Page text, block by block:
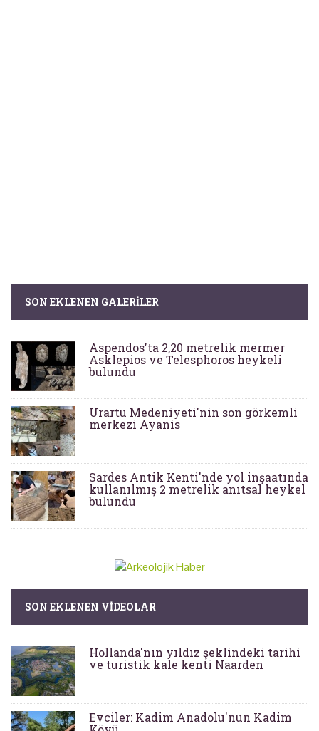
SON EKLENEN GALERILER
Aspendos'ta 2,20 metrelik mermer
Asklepios ve Telesphoros heykeli
bulundu
Urartu Medeniyeti'nin son görkemli
merkezi Ayanis
Sardes Antik Kenti'nde yol inşaatında
kullanılmış 2 metrelik anıtsal heykel
bulundu
SON EKLENEN VIDEOLAR
Hollanda'nın yıldız şeklindeki tarihi
ve turistik kale kenti Naarden
Evciler: Kadim Anadolu'nun Kadim